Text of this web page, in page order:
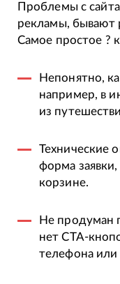
Проблемы с
рекламы, бывают
Самое простое ?
Непонятно,
например, в
из
Технические
форма
корзине.
Не продуман
нет CTA-
телефона или